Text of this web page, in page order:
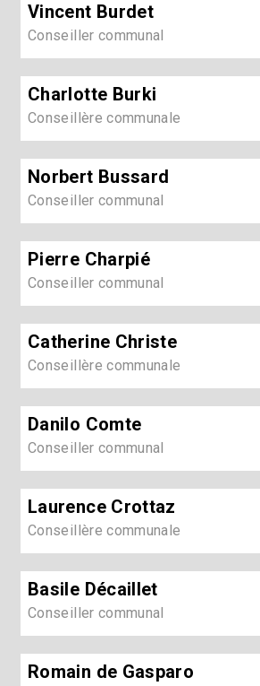
Vincent Burdet
Conseiller communal
Charlotte Burki
Conseillère communale
Norbert Bussard
Conseiller communal
Pierre Charpié
Conseiller communal
Catherine Christe
Conseillère communale
Danilo Comte
Conseiller communal
Laurence Crottaz
Conseillère communale
Basile Décaillet
Conseiller communal
Romain de Gasparo